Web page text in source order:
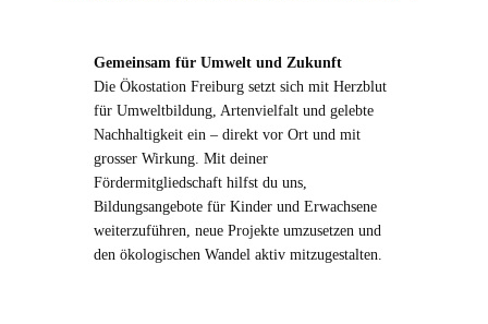
Gemeinsam für Umwelt und Zukunft
Die Ökostation Freiburg setzt sich mit Herzblut
für Umweltbildung, Artenvielfalt und gelebte
Nachhaltigkeit ein – direkt vor Ort und mit
grosser Wirkung. Mit deiner
Fördermitgliedschaft hilfst du uns,
Bildungsangebote für Kinder und Erwachsene
weiterzuführen, neue Projekte umzusetzen und
den ökologischen Wandel aktiv mitzugestalten.